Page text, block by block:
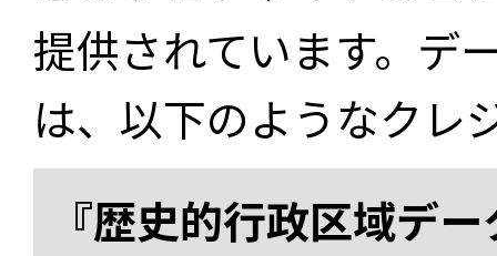
提供されています。デ
は、以下のようなクレ
『歴史的行政区域デ